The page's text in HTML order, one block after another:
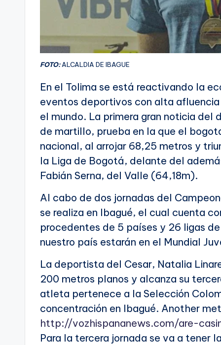
FOTO:ALCALDIA DE IBAGUE
En el Tolima se está reactivando la
eventos deportivos con alta
el mundo. La primera gran noticia del
de martillo, prueba en la que el
nacional, al arrojar 68,25 metros y
la Liga de Bogotá, delante del
Fabián Serna, del Valle (64,18m).
Al cabo de dos jornadas del
se realiza en Ibagué, el cual cuenta
procedentes de 5 países y 26 ligas
nuestro país estarán en el Mundial
La deportista del Cesar, Natalia
200 metros planos y alcanza su
atleta pertenece a la Selección
concentración en Ibagué. Another
http://vozhispananews.com/are-
Para la tercera jornada se va a tener